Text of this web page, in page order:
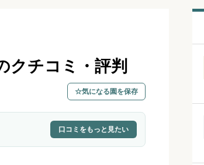
クチコミ・評判
気になる園を保存
口コミをもっと見たい